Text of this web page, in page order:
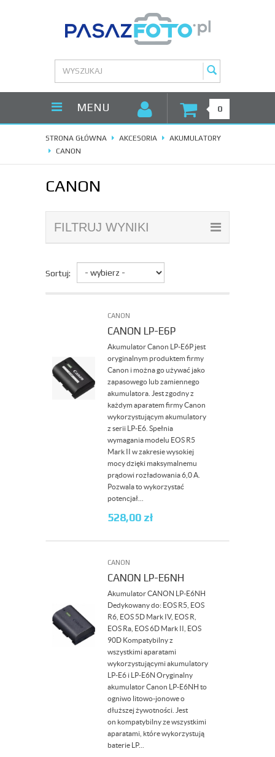
MENU 0
STRONA GŁÓWNA AKCESORIA
AKUMULATORY
CANON
CANON
FILTRUJ WYNIKI
Sortuj:
CANON
CANON LP-E6P
Akumulator Canon LP-E6P jest
oryginalnym produktem firmy
Canon i można go używać jako
zapasowego lub zamiennego
akumulatora. Jest zgodny z
każdym aparatem firmy Canon
wykorzystującym akumulatory
z serii LP-E6. Spełnia
wymagania modelu EOS R5
Mark II w zakresie wysokiej
mocy dzięki maksymalnemu
prądowi rozładowania 6,0 A.
Pozwala to wykorzystać
potencjał...
528,00 zł
CANON
CANON LP-E6NH
Akumulator CANON LP-E6NH
Dedykowany do: EOS R5, EOS
R6, EOS 5D Mark IV, EOS R,
EOS Ra, EOS 6D Mark II, EOS
90D Kompatybilny z
wszystkimi aparatami
wykorzystującymi akumulatory
LP-E6 i LP-E6N Oryginalny
akumulator Canon LP-E6NH to
ogniwo litowo-jonowe o
dłuższej żywotności. Jest
on kompatybilny ze wszystkimi
aparatami, które wykorzystują
baterie LP...